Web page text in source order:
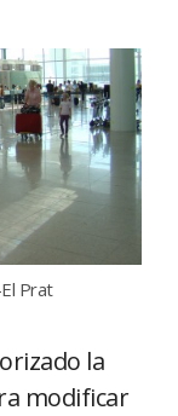
Prat
la
modificar